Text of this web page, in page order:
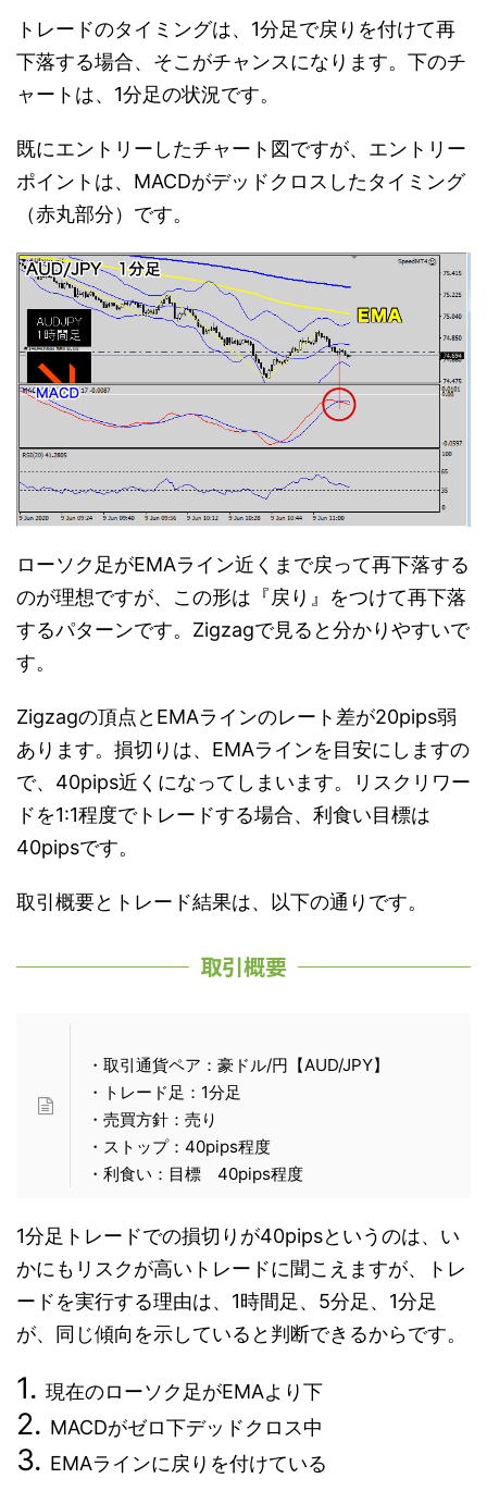
トレードのタイミングは、1分足で戻りを付けて再
下落する場合、そこがチャンスになります。下のチ
ャートは、1分足の状況です。
既にエントリーしたチャート図ですが、エントリー
ポイントは、MACDがデッドクロスしたタイミング
（赤丸部分）です。
ローソク足がEMAライン近くまで戻って再下落する
のが理想ですが、この形は『戻り』をつけて再下落
するパターンです。Zigzagで見ると分かりやすいで
す。
Zigzagの頂点とEMAラインのレート差が20pips弱
あります。損切りは、EMAラインを目安にしますの
で、40pips近くになってしまいます。リスクリワー
ドを1:1程度でトレードする場合、利食い目標は
40pipsです。
取引概要とトレード結果は、以下の通りです。
取引概要
・取引通貨ペア：豪ドル/円【AUD/JPY】
・トレード足：1分足
・売買方針：売り
・ストップ：40pips程度
・利食い：目標 40pips程度
1分足トレードでの損切りが40pipsというのは、い
かにもリスクが高いトレードに聞こえますが、トレ
ードを実行する理由は、1時間足、5分足、1分足
が、同じ傾向を示していると判断できるからです。
現在のローソク足がEMAより下
MACDがゼロ下デッドクロス中
EMAラインに戻りを付けている